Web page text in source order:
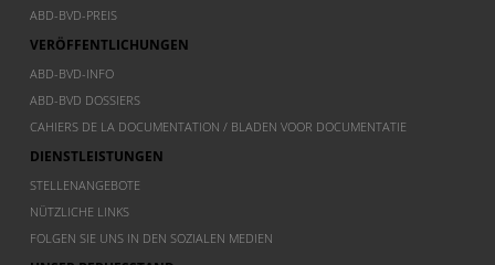
ABD-BVD-PREIS
VERÖFFENTLICHUNGEN
ABD-BVD-INFO
ABD-BVD DOSSIERS
CAHIERS DE LA DOCUMENTATION / BLADEN VOOR DOCUMENTATIE
DIENSTLEISTUNGEN
STELLENANGEBOTE
NÜTZLICHE LINKS
FOLGEN SIE UNS IN DEN SOZIALEN MEDIEN